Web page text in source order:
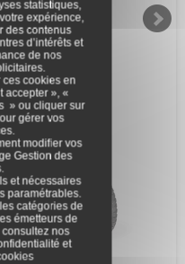
statistiques,
expérience,
des contenus
d’intérêts et
de nos
cookies en
accepter », «
» ou cliquer sur
gérer vos
modifier vos
Gestion des
.
et nécessaires
paramétrables.
catégories de
émetteurs de
nos
et